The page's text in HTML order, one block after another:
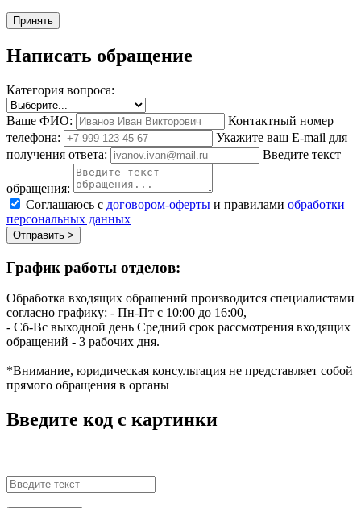
Принять
Написать обращение
Категория вопроса:
Ваше ФИО:
Контактный номер
телефона:
Укажите ваш E-mail для
получения ответа:
Введите текст
обращения:
Соглашаюсь с договором-оферты и правилами обработки
персональных данных
Отправить >
График работы отделов:
Обработка входящих обращений производится специалистами
согласно графику: - Пн-Пт с 10:00 до 16:00,
- Сб-Вс выходной день Средний срок рассмотрения входящих
обращений - 3 рабочих дня.
*Внимание, юридическая консультация не представляет собой
прямого обращения в органы
Введите код с картинки